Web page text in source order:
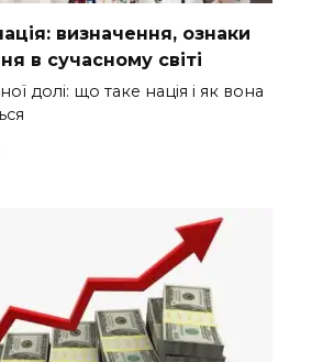
визначення, ознаки
в сучасному світі
долі: що таке нація і як вона